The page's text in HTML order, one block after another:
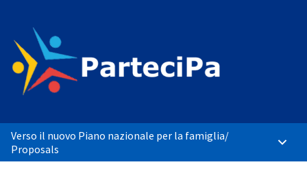
Verso il nuovo Piano nazionale per la famiglia/
Proposals
Main